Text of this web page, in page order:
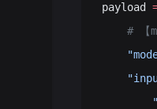
payload
# 【